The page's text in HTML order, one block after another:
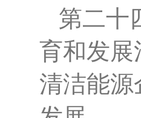
第二十
育和发展
清洁能源